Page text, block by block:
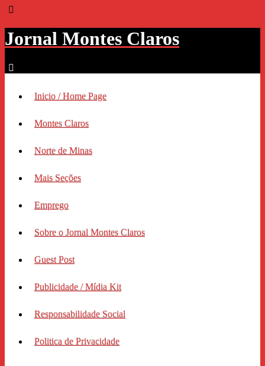
Jornal Montes Claros
Inicio / Home Page
Montes Claros
Norte de Minas
Mais Seções
Emprego
Sobre o Jornal Montes Claros
Guest Post
Publicidade / Mídia Kit
Responsabilidade Social
Politica de Privacidade